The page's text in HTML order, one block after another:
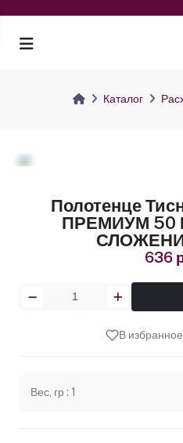
Каталог
Полотенце
ПРЕМИУМ 50
636
В избранное
Вес, гр : 1